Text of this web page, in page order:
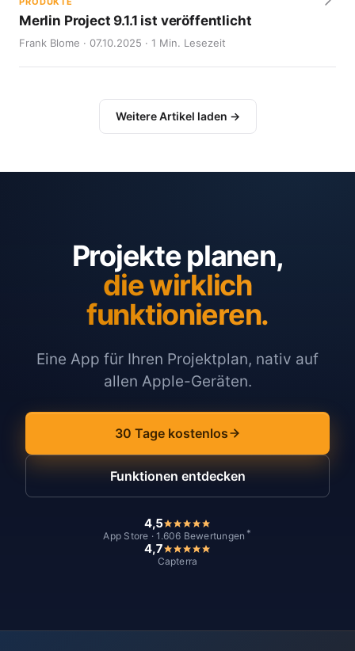
Merlin Project 9.1.1 ist veröffentlicht
Frank Blome · 07.10.2025 · 1 Min. Lesezeit
Weitere Artikel laden →
Projekte planen,
die wirklich
funktionieren.
Eine App für Ihren Projektplan, nativ auf
allen Apple-Geräten.
30 Tage kostenlos
Funktionen entdecken
4,5
App Store · 1.606 Bewertungen *
4,7
Capterra